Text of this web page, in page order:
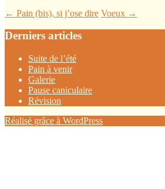
Navigation
des
← Pain (bis), si j’ose dire Voeux →
Derniers articles
Suite de l’été
Pain à venir
Galerie
Pause caniculaire
Révision
Réalisé grâce à WordPress